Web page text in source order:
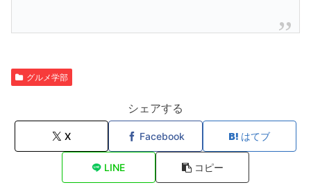
グルメ学部
シェアする
X Facebook はてブ
LINE コピー